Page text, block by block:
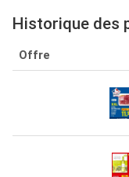
Historique des
Offre